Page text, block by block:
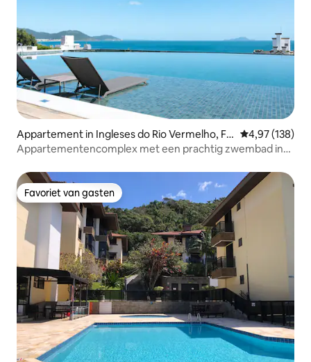
Appartement in Ingleses do Rio Vermelho, Flo
rianopólis
Gemiddelde
4,97 (138)
Appartementencomplex met een prachtig zwembad in
Favoriet van gasten
Favoriet van gasten